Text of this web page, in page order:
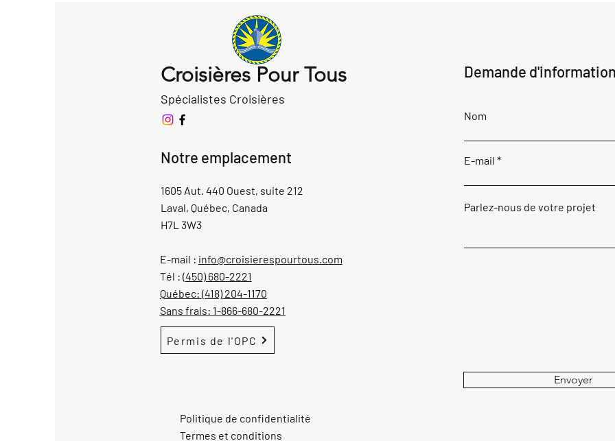
Croisières Pour Tous
Spécialistes Croisières
Notre emplacement
1605 Aut. 440 Ouest, suite 212
Laval, Québec, Canada
H7L 3W3
E-mail : info@croisierespourtous.com
Tél : (450) 680-2221
Québec: (418) 204-1170
Sans frais: 1-866-680-2221
Permis de l'OPC
Demande
Nom
E-mail
Parlez-nous de votre projet
Envoyer
Politique de confidentialité
Termes et conditions